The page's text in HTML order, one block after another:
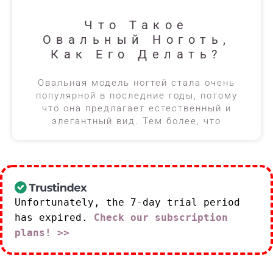
Что Такое
Овальный Ноготь,
Как Его Делать?
Овальная модель ногтей стала очень
популярной в последние годы, потому
что она предлагает естественный и
элегантный вид. Тем более, что
Unfortunately, the 7-day trial period
has expired. Check our subscription
plans! >>